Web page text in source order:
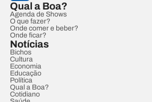
Qual a Boa?
Agenda de Shows
O que fazer?
Onde comer e beber?
Onde ficar?
Notícias
Bichos
Cultura
Economia
Educação
Política
Qual a Boa?
Cotidiano